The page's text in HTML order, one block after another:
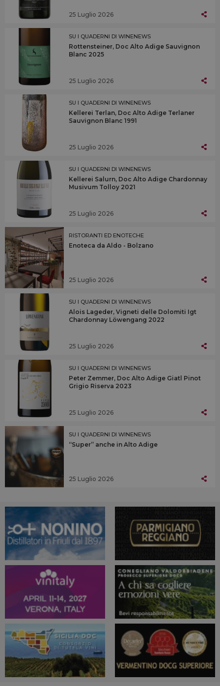
25 Luglio 2026
SU I QUADERNI DI WINENEWS
Rottensteiner, Doc Alto Adige Sauvignon
Blanc 2025
25 Luglio 2026
SU I QUADERNI DI WINENEWS
Kellerei Terlan, Doc Alto Adige Terlaner
Sauvignon Blanc 1991
25 Luglio 2026
SU I QUADERNI DI WINENEWS
Kellerei Salurn, Doc Alto Adige Chardonnay
Musivum Tolloy 2021
25 Luglio 2026
RISTORANTI ED ENOTECHE
Enoteca da Aldo - Bolzano
25 Luglio 2026
SU I QUADERNI DI WINENEWS
Alois Lageder, Vigneti delle Dolomiti Igt
Chardonnay Löwengang 2022
25 Luglio 2026
SU I QUADERNI DI WINENEWS
Peter Zemmer, Doc Alto Adige Giatl Pinot
Grigio Riserva 2023
25 Luglio 2026
SU I QUADERNI DI WINENEWS
“Super” anche in Alto Adige
25 Luglio 2026